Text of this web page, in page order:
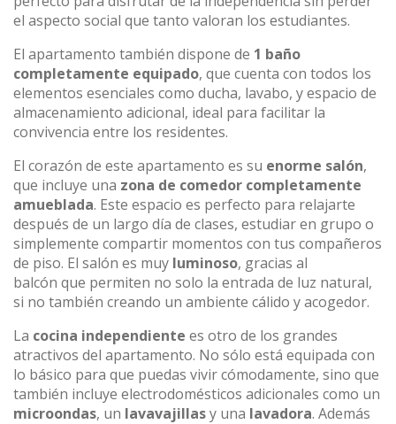
el aspecto social que tanto valoran los estudiantes.
El apartamento también dispone de 1 baño
completamente equipado, que cuenta con todos los
elementos esenciales como ducha, lavabo, y espacio de
almacenamiento adicional, ideal para facilitar la
convivencia entre los residentes.
El corazón de este apartamento es su enorme salón,
que incluye una zona de comedor completamente
amueblada. Este espacio es perfecto para relajarte
después de un largo día de clases, estudiar en grupo o
simplemente compartir momentos con tus compañeros
de piso. El salón es muy luminoso, gracias al
balcón que permiten no solo la entrada de luz natural,
si no también creando un ambiente cálido y acogedor.
La cocina independiente es otro de los grandes
atractivos del apartamento. No sólo está equipada con
lo básico para que puedas vivir cómodamente, sino que
también incluye electrodomésticos adicionales como un
microondas, un lavavajillasy una lavadora. Además